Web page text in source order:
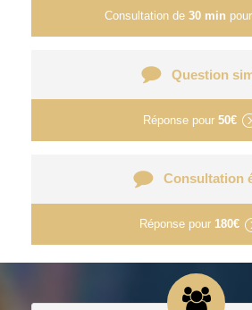
Consultation de 30 min pour
Question
Réponse pour 50€
Consultation
Réponse pour 180€